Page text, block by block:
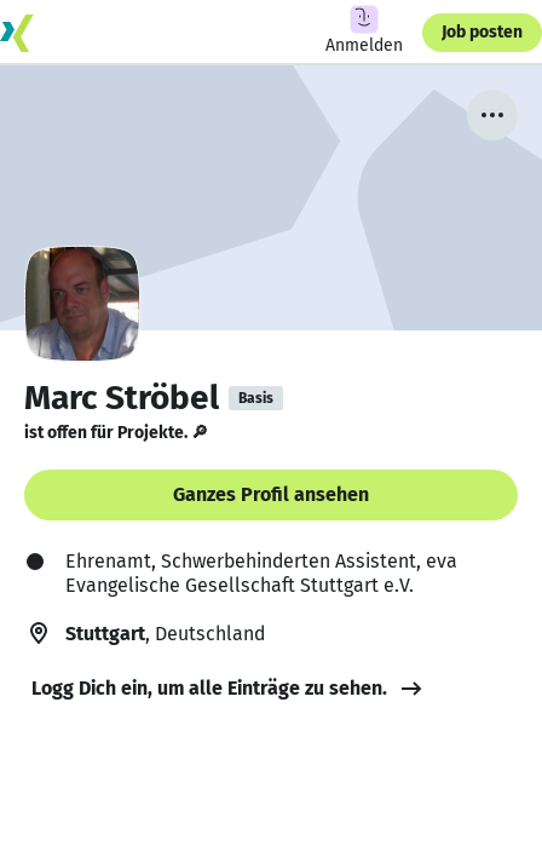
Anmelden
Job posten
Marc Ströbel Basis
ist offen für Projekte. 🔎
Ganzes Profil ansehen
Ehrenamt, Schwerbehinderten Assistent, eva
Evangelische Gesellschaft Stuttgart e.V.
Stuttgart, Deutschland
Logg Dich ein, um alle Einträge zu sehen.